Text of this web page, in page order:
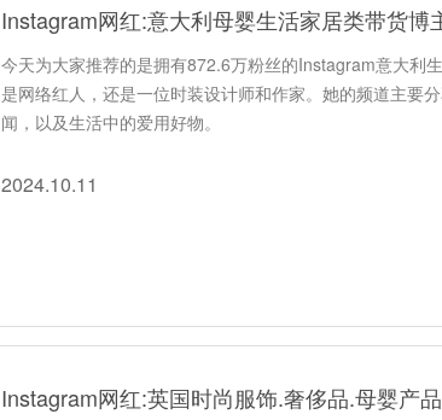
Instagram网红:意大利母婴生活家居类带货博
今天为大家推荐的是拥有872.6万粉丝的Instagram意大利
是网络红人，还是一位时装设计师和作家。她的频道主要
闻，以及生活中的爱用好物。
2024.10.11
Instagram网红:英国时尚服饰.奢侈品.母婴产